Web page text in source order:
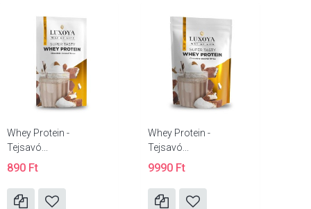
Whey Protein -
Tejsavó...
890 Ft
Whey Protein -
Tejsavó...
9990 Ft